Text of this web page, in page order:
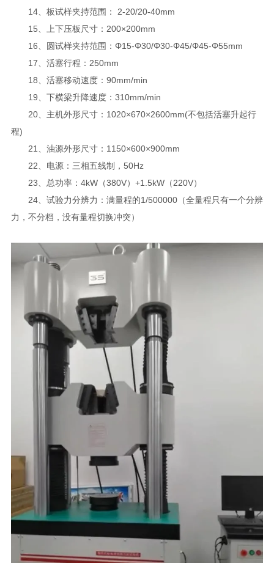
14、板试样夹持范围： 2-20/20-40mm
15、上下压板尺寸：200×200mm
16、圆试样夹持范围：Φ15-Φ30/Φ30-Φ45/Φ45-Φ55mm
17、活塞行程：250mm
18、活塞移动速度：90mm/min
19、下横梁升降速度：310mm/min
20、主机外形尺寸：1020×670×2600mm(不包括活塞升起行
程)
21、油源外形尺寸：1150×600×900mm
22、电源：三相五线制，50Hz
23、总功率：4kW（380V）+1.5kW（220V）
24、试验力分辨力：满量程的1/500000（全量程只有一个分辨
力，不分档，没有量程切换冲突）